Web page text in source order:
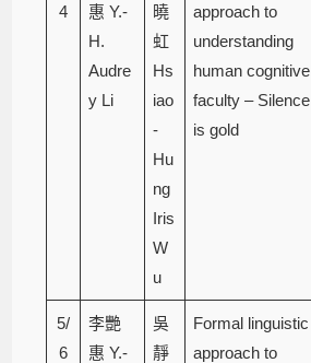
4
惠 Y.-
H.
Audre
y Li
曉
虹
Hs
iao
-
Hu
ng
Iris
W
u
approach to
understanding
human cognitive
faculty – Silence
is gold
5/
6
李艷
惠 Y.-
吳
靜
Formal linguistic
approach to